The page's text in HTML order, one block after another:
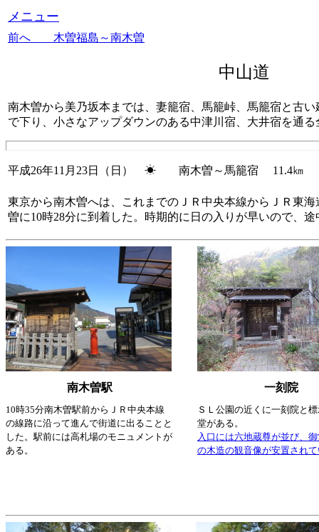
メニュー
前へ 木曽福島～南木曽
中山道 （
南木曽から美乃坂本までは、妻籠宿、馬籠峠、馬籠宿と古
で下り、小さなアップダウンのある中津川宿、大井宿を通
平成26年11月23日（日） ☀ 南木曽～馬籠宿 11.4㎞
東京から南木曽へは、これまでのＪＲ中央本線からＪＲ東
曽に10時28分に到着した。時期的に日の入りが早いので、
南木曽駅 一刻院
10時35分南木曽駅前からＪＲ中央本線
の線路に沿って進んで街道に出ることと
した。駅前には高札場のモニュメントが
ある。
ＳＬ公園の近くに一刻院と
堂がある。
入口には六地蔵尊が並び、
の木造の観音像が安置され